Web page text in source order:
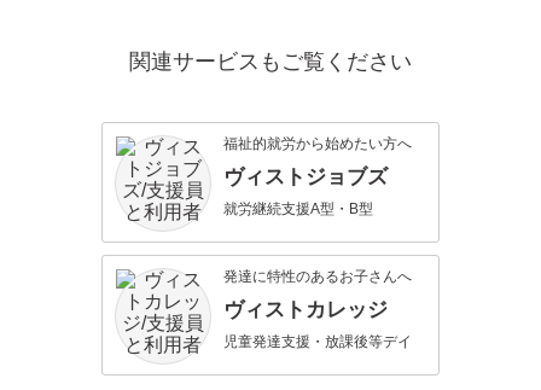
関連サービスもご覧ください
福祉的就労から始めたい方へ
ヴィストジョブズ
就労継続支援A型・B型
発達に特性のあるお子さんへ
ヴィストカレッジ
児童発達支援・放課後等デイ